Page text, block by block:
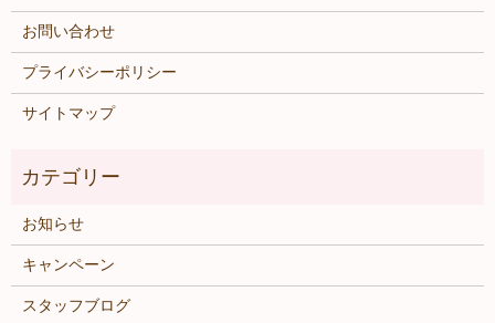
お問い合わせ
プライバシーポリシー
サイトマップ
お知らせ
キャンペーン
スタッフブログ